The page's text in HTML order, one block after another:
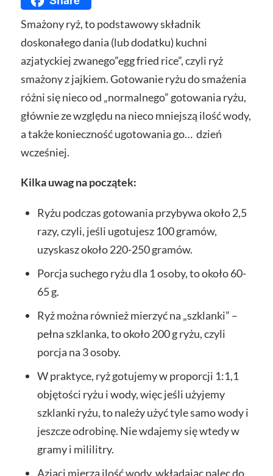
Smażony ryż, to podstawowy składnik
doskonałego dania (lub dodatku) kuchni
azjatyckiej zwanego”egg fried rice”, czyli ryż
smażony z jajkiem. Gotowanie ryżu do smażenia
różni się nieco od „normalnego” gotowania ryżu,
głównie ze względu na nieco mniejszą ilość wody,
a także konieczność ugotowania go… dzień
wcześniej.
Kilka uwag na początek:
Ryżu podczas gotowania przybywa około 2,5
razy, czyli, jeśli ugotujesz 100 gramów,
uzyskasz około 220-250 gramów.
Porcja suchego ryżu dla 1 osoby, to około 60-
65 g.
Ryż można również mierzyć na „szklanki” –
pełna szklanka, to około 200 g ryżu, czyli
porcja na 3 osoby.
W praktyce, ryż gotujemy w proporcji 1:1,1
objętości ryżu i wody, więc jeśli użyjemy
szklanki ryżu, to należy użyć tyle samo wody i
jeszcze odrobinę. Nie wdajemy się wtedy w
gramy i mililitry.
Azjaci mierzą ilość wody, wkładając palec do